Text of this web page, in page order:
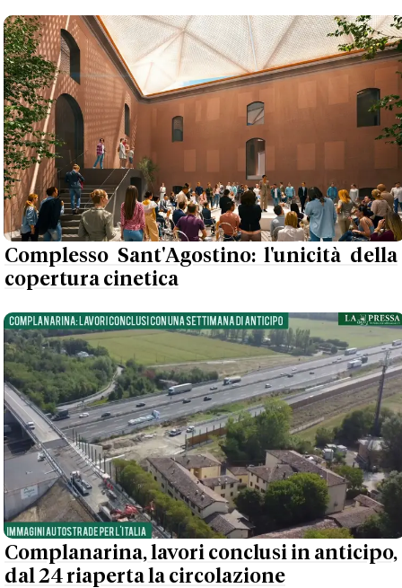
Complesso Sant'Agostino: l'unicità della
copertura cinetica
Complanarina, lavori conclusi in anticipo,
dal 24 riaperta la circolazione